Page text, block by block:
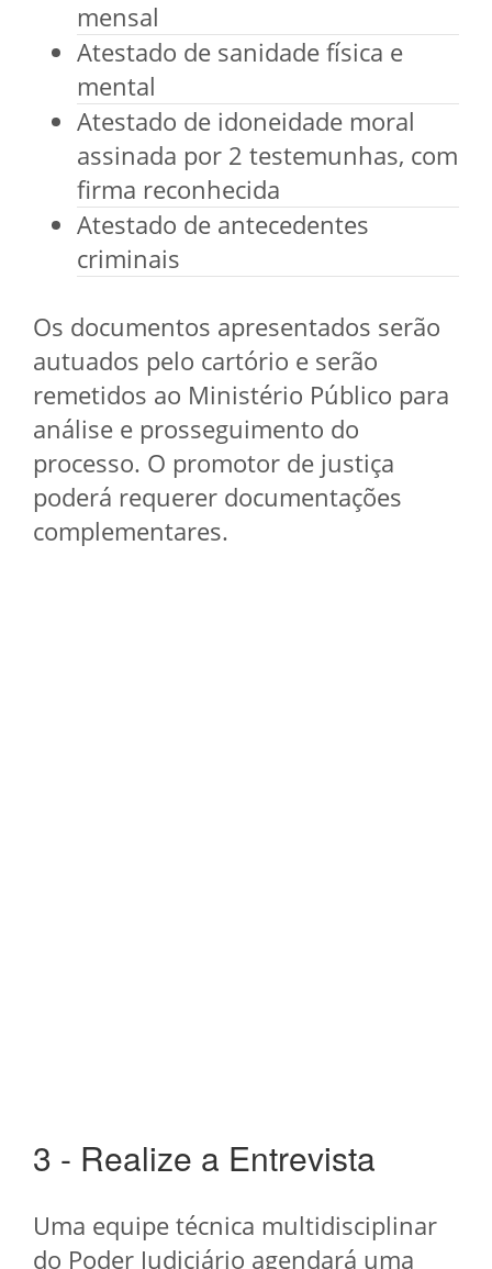
mensal
Atestado de sanidade física e
mental
Atestado de idoneidade moral
assinada por 2 testemunhas, com
firma reconhecida
Atestado de antecedentes
criminais
Os documentos apresentados serão
autuados pelo cartório e serão
remetidos ao Ministério Público para
análise e prosseguimento do
processo. O promotor de justiça
poderá requerer documentações
complementares.
3 - Realize a Entrevista
Uma equipe técnica multidisciplinar
do Poder Judiciário agendará uma